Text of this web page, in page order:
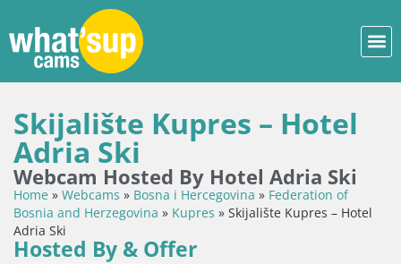
Skijalište Kupres – Hotel
Adria Ski
Webcam Hosted By Hotel Adria Ski
Home » Webcams » Bosna i Hercegovina » Federation of
Bosnia and Herzegovina » Kupres » Skijalište Kupres – Hotel
Adria Ski
Hosted By & Offer